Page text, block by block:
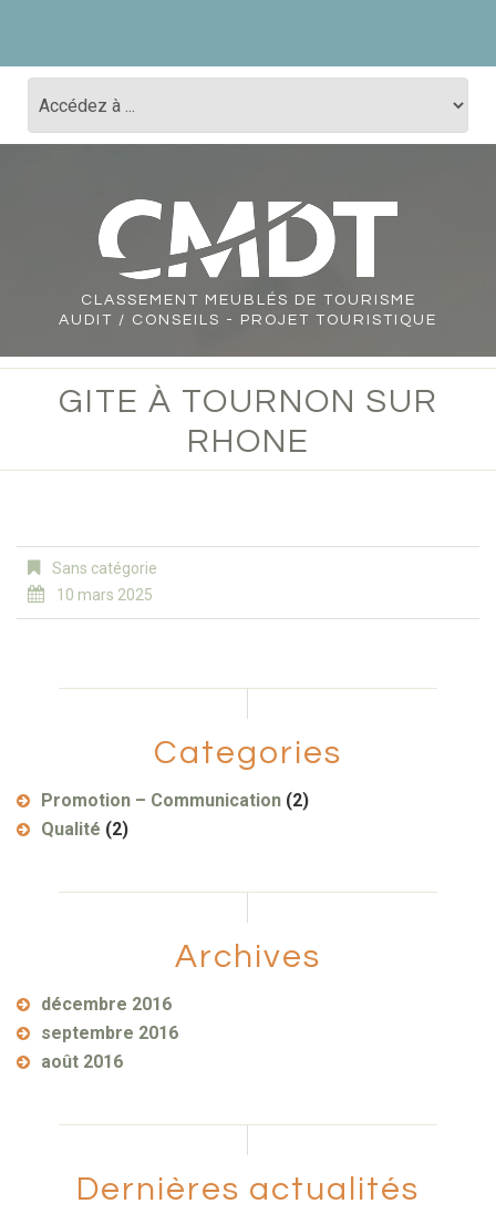
CLASSEMENT
MEUBLÉS DE TOURISME
AUDIT / CONSEILS - PROJET TOURISTIQUE
GITE À TOURNON SUR
RHONE
Sans catégorie
10 mars 2025
Categories
Promotion – Communication (2)
Qualité (2)
Archives
décembre 2016
septembre 2016
août 2016
Dernières actualités